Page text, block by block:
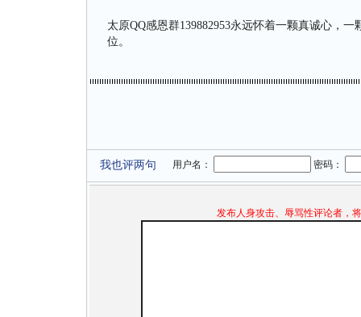
太原QQ感恩群139882953永远怀着一颗真诚心，
位。
我也评两句 用户名： 密码：
发布人身攻击、辱骂性评论者，